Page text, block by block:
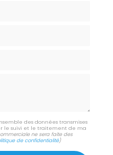
des données transmises
le suivi et le traitement de ma
ne sera faite des
de confidentialité)